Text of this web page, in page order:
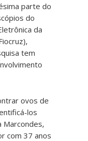
parte do
do
da
tem
ovos de
los
Marcondes,
com 37 anos